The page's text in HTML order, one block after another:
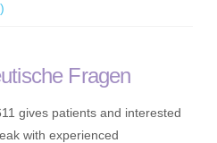
Fragen
gives patients and interested
with experienced